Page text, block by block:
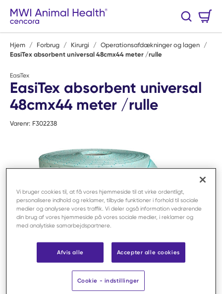
Spring til hovedindhold
Søg
Hjem / Forbrug / Kirurgi / Operationsafdækninger og lagen /
EasiTex absorbent universal 48cmx44 meter /rulle
EasiTex
EasiTex absorbent universal
48cmx44 meter /rulle
Varenr: F302238
Vi bruger cookies til, at få vores hjemmeside til at virke ordentligt,
personalisere indhold og reklamer, tilbyde funktioner i forhold til sociale
medier og analysere vores traffik. Vi deler også information vedrørende
din brug af vores hjemmeside på vores sociale medier, i reklamer og
med analytiske samarbejdspartnere.
Afvis alle Accepter alle cookies
Cookie - indstillinger